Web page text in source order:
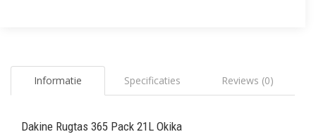
Informatie Specificaties Reviews (0)
Dakine Rugtas 365 Pack 21L Okika